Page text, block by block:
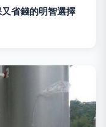
省錢的明智選擇